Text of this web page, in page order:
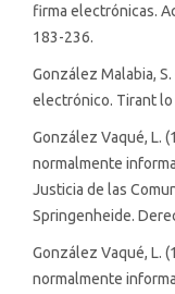
firma electrónicas.
183-236.
González Malabia,
electrónico. Tirant lo
González Vaqué, L.
normalmente
Justicia de las
Springenheide.
González Vaqué, L.
normalmente